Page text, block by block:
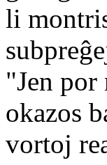
li
"Jen
okazos
vortoj